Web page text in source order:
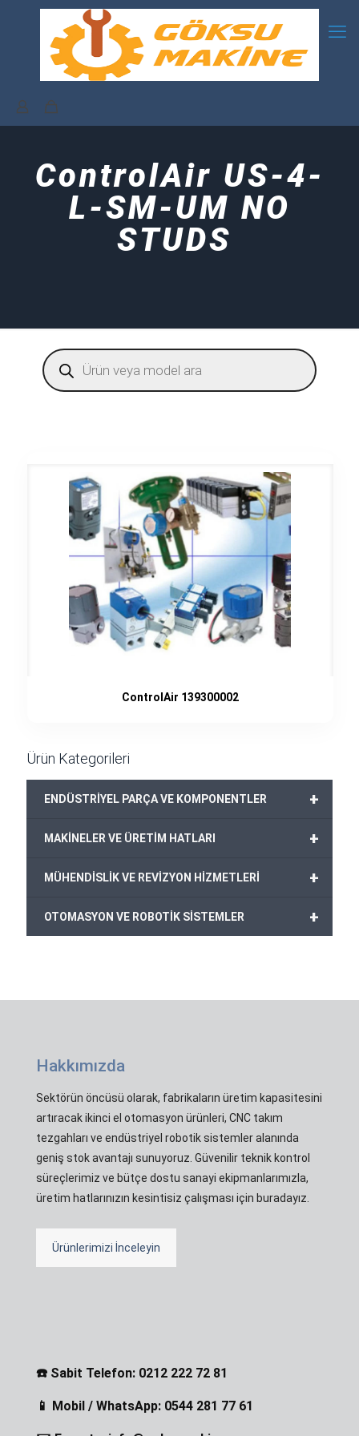
ControlAir US-4-
L-SM-UM NO
STUDS
Products
search
ControlAir 139300002
Ürün Kategorileri
+
ENDÜSTRİYEL PARÇA VE KOMPONENTLER
+
MAKİNELER VE ÜRETİM HATLARI
+
MÜHENDİSLİK VE REVİZYON HİZMETLERİ
+
OTOMASYON VE ROBOTİK SİSTEMLER
Hakkımızda
Sektörün öncüsü olarak, fabrikaların üretim kapasitesini
artıracak ikinci el otomasyon ürünleri, CNC takım
tezgahları ve endüstriyel robotik sistemler alanında
geniş stok avantajı sunuyoruz. Güvenilir teknik kontrol
süreçlerimiz ve bütçe dostu sanayi ekipmanlarımızla,
üretim hatlarınızın kesintisiz çalışması için buradayız.
Ürünlerimizi İnceleyin
☎️ Sabit Telefon: 0212 222 72 81
📱 Mobil / WhatsApp: 0544 281 77 61